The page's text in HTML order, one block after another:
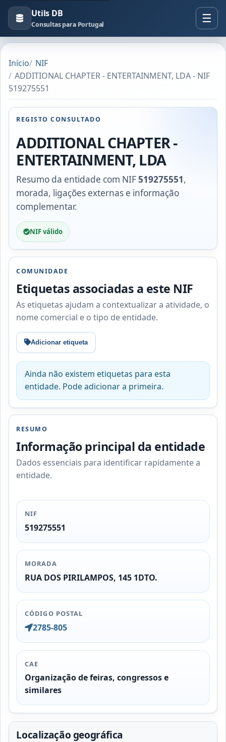
Utils DB
Consultas para Portugal
Início
NIF
ADDITIONAL CHAPTER - ENTERTAINMENT, LDA - NIF
519275551
REGISTO CONSULTADO
ADDITIONAL CHAPTER -
ENTERTAINMENT, LDA
Resumo da entidade com NIF519275551,
morada, ligações externas e informação
complementar.
NIF válido
COMUNIDADE
Etiquetas associadas a este NIF
As etiquetas ajudam a contextualizar a atividade, o
nome comercial e o tipo de entidade.
Adicionar etiqueta
Ainda não existem etiquetas para esta
entidade. Pode adicionar a primeira.
RESUMO
Informação principal da entidade
Dados essenciais para identificar rapidamente a
entidade.
NIF
519275551
MORADA
RUA DOS PIRILAMPOS, 145 1DTO.
CÓDIGO POSTAL
2785-805
CAE
Organização de feiras, congressos e
similares
Localização geográfica